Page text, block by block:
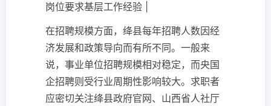
岗位要求基层工作经验 |
在招聘规模方面，绛县每年招聘人数因经
济发展和政策导向而有所不同。一般来
说，事业单位招聘规模相对稳定，而央国
企招聘则受行业周期性影响较大。求职者
应密切关注绛县政府官网、山西省人社厅